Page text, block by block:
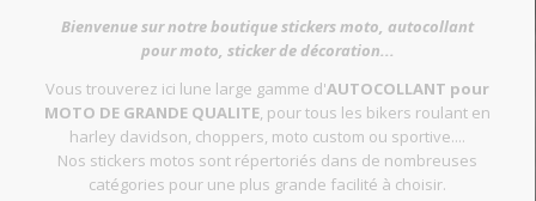
Bienvenue sur notre boutique stickers moto, autocollant
pour moto, sticker de décoration...
Vous trouverez ici lune large gamme d'AUTOCOLLANT pour
MOTO DE GRANDE QUALITE , pour tous les bikers roulant en
harley davidson, choppers, moto custom ou sportive....
Nos stickers motos sont répertoriés dans de nombreuses
catégories pour une plus grande facilité à choisir.